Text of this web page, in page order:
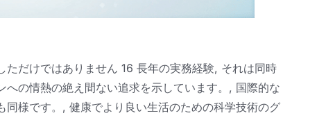
だけではありません 16 長年の実務経験, それは同時
の情熱の絶え間ない追求を示しています。, 国際的な
同様です。, 健康でより良い生活のための科学技術のグ